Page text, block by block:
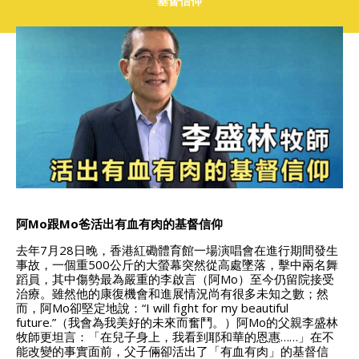
阿Mo跟Mo爸活出有血有肉的基督信仰
去年7月28日晚，香港紅磡體育館一場演唱會在進行期間發生
事故，一個重500公斤的大螢幕突然從高處墜落，擊中兩名舞
蹈員，其中傷勢最為嚴重的李啟言（阿Mo）至今仍留院接受
治療。 雖然他的康復機會和進展情況尚有很多未知之數；然
而，阿Mo卻堅定地說：“I will fight for my beautiful
future.”（我會為我美好的未來而奮鬥。）阿Mo的父親李盛林
牧師更坦言：「在兒子身上，我看到耶和華的恩惠……」在不
能改變的事實面前，父子倆卻活出了「有血有肉」的基督信